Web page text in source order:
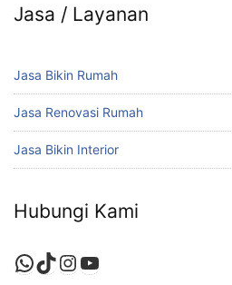
Jasa / Layanan
Jasa Bikin Rumah
Jasa Renovasi Rumah
Jasa Bikin Interior
Hubungi Kami
WhatsApp
TikTok
Instagram
YouTube